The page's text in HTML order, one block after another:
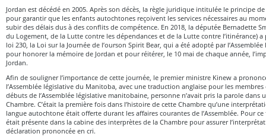
Jordan est décédé en 2005. Après son décès, la règle juridique intitulée le principe
pour garantir que les enfants autochtones reçoivent les services nécessaires au
subir des délais dus à des conflits de compétence. En 2018, la députée Bernadette
du Logement, de la Lutte contre les dépendances et de la Lutte contre l’itinérance)
loi 230, la Loi sur la Journée de l’ourson Spirit Bear, qui a été adopté par
pour honorer la mémoire de Jordan et pour réitérer, le 10 mai de chaque année,
Jordan.
Afin de souligner l’importance de cette journée, le premier ministre Kinew a
l’Assemblée législative du Manitoba, avec une traduction anglaise pour les membres
débuts de l’Assemblée législative manitobaine, personne n’avait pris la parole dans
Chambre. C’était la première fois dans l’histoire de cette Chambre qu’une
langue autochtone était offerte durant les affaires courantes de l’Assemblée. Pour ce
était présente dans la cabine des interprètes de la Chambre pour assurer
déclaration prononcée en cri.